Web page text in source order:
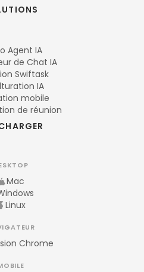
Agent IA
de Chat IA
Swiftask
IA
mobile
de réunion
Mac
Linux
Chrome